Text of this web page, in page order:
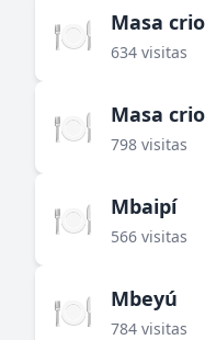
🍽️ Masa
634 visitas
🍽️ Masa
798 visitas
🍽️ Mbaipí
566 visitas
🍽️ Mbeyú
784 visitas